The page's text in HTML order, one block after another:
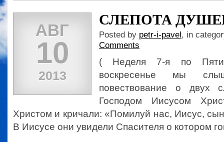
АВГ
10
2013
СЛЕПОТА
Posted by petr-i-pavel, in
Comments
( Неделя 7-я по
воскресенье мы
повествование о двух
Господом Иисусом
Христом и кричали: «Помилуй нас, Иисус,
В Иисусе они увидели Спасителя о котором